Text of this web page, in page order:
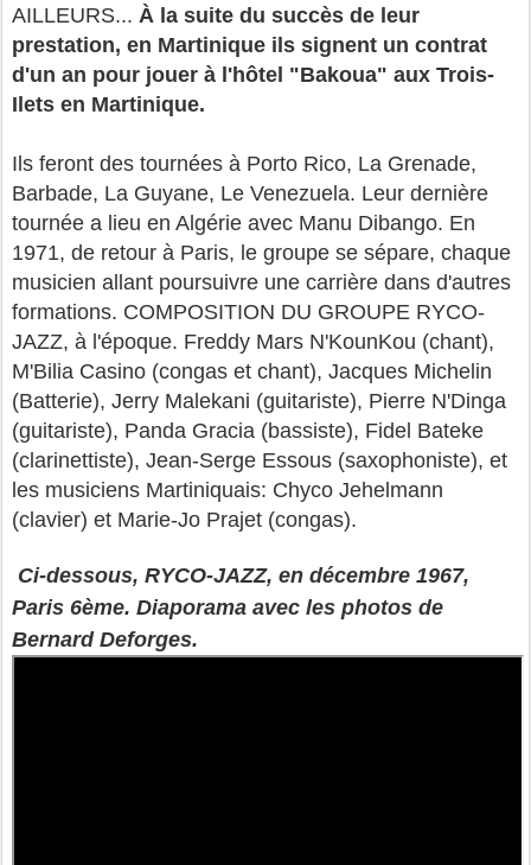
AILLEURS... À la suite du succès de leur
prestation, en Martinique ils signent un contrat
d'un an pour jouer à l'hôtel "Bakoua" aux Trois-
Ilets en Martinique.
Ils feront des tournées à Porto Rico, La Grenade,
Barbade, La Guyane, Le Venezuela. Leur dernière
tournée a lieu en Algérie avec Manu Dibango. En
1971, de retour à Paris, le groupe se sépare, chaque
musicien allant poursuivre une carrière dans d'autres
formations. COMPOSITION DU GROUPE RYCO-
JAZZ, à l'époque. Freddy Mars N'KounKou (chant),
M'Bilia Casino (congas et chant), Jacques Michelin
(Batterie), Jerry Malekani (guitariste), Pierre N'Dinga
(guitariste), Panda Gracia (bassiste), Fidel Bateke
(clarinettiste), Jean-Serge Essous (saxophoniste), et
les musiciens Martiniquais: Chyco Jehelmann
(clavier) et Marie-Jo Prajet (congas).
Ci-dessous, RYCO-JAZZ, en décembre 1967,
Paris 6ème. Diaporama avec les photos de
Bernard Deforges.